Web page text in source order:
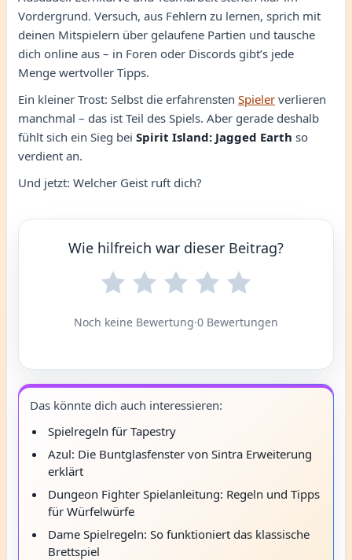
Vordergrund. Versuch, aus Fehlern zu lernen, sprich mit
deinen Mitspielern über gelaufene Partien und tausche
dich online aus – in Foren oder Discords gibt’s jede
Menge wertvoller Tipps.
Ein kleiner Trost: Selbst die erfahrensten Spieler verlieren
manchmal – das ist Teil des Spiels. Aber gerade deshalb
fühlt sich ein Sieg bei Spirit Island: Jagged Earth so
verdient an.
Und jetzt: Welcher Geist ruft dich?
Wie hilfreich war dieser Beitrag?
Noch keine Bewertung·0 Bewertungen
Das könnte dich auch interessieren:
Spielregeln für Tapestry
Azul: Die Buntglasfenster von Sintra Erweiterung
erklärt
Dungeon Fighter Spielanleitung: Regeln und Tipps
für Würfelwürfe
Dame Spielregeln: So funktioniert das klassische
Brettspiel